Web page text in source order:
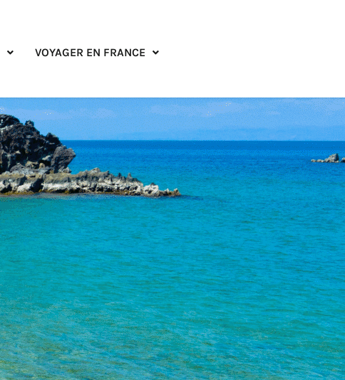
VOYAGER EN FRANCE